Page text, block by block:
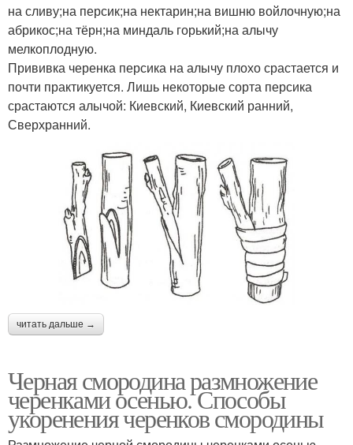
на сливу;на персик;на нектарин;на вишню войлочную;на
абрикос;на тёрн;на миндаль горький;на алычу
мелкоплодную.
Прививка черенка персика на алычу плохо срастается и
почти практикуется. Лишь некоторые сорта персика
срастаются алычой: Киевский, Киевский ранний,
Сверхранний.
читать дальше →
Черная смородина размножение
черенками осенью. Способы
укоренения черенков смородины